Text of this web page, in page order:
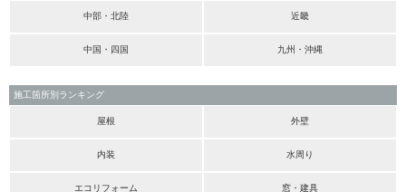
中部・北陸 近畿
中国・四国 九州・沖縄
施工箇所別ランキング
屋根 外壁
内装 水周り
エコリフォーム 窓・建具